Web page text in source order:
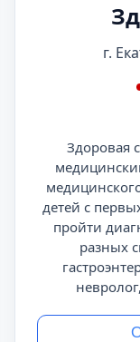
г.
Здоровая
детей с
пройти
разных